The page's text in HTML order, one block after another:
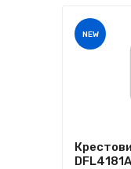
NEW